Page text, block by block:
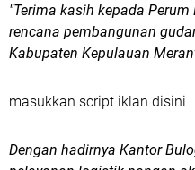
"Terima kasih kepada
rencana pembangunan
Kabupaten Kepulauan
masukkan script iklan disini
Dengan hadirnya Kantor